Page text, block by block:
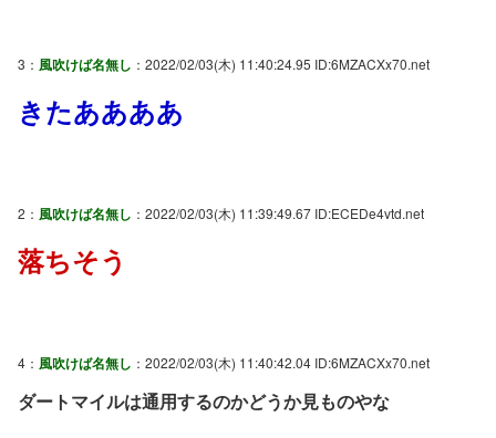
3： 風吹けば名無し ：2022/02/03(木) 11:40:24.95 ID:6MZACXx70.net
きたああああ
2： 風吹けば名無し ：2022/02/03(木) 11:39:49.67 ID:ECEDe4vtd.net
落ちそう
4： 風吹けば名無し ：2022/02/03(木) 11:40:42.04 ID:6MZACXx70.net
ダートマイルは通用するのかどうか見ものやな